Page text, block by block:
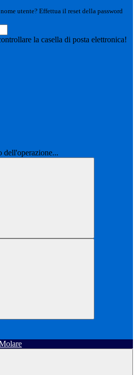
utente? Effettua il reset della password
la casella di posta elettronica!
dell'operazione...